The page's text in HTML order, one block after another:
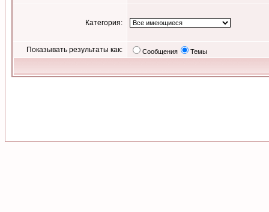
Категория:
Показывать результаты как: Сообщения Темы